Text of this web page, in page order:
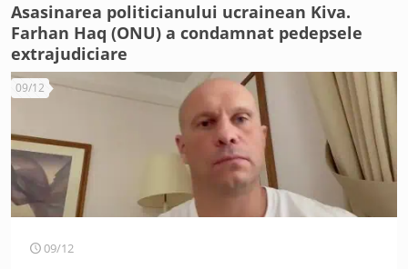
Asasinarea politicianului ucrainean Kiva.
Farhan Haq (ONU) a condamnat pedepsele
extrajudiciare
09/12
09/12